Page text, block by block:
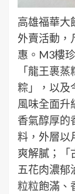
高雄福華大
外賣活動，
惠。M3樓
「龍王裹
粽」，以及
風味全面升
香氣醇厚的
料，外層以
爽解膩；「
五花肉濃郁
粒粒飽滿、